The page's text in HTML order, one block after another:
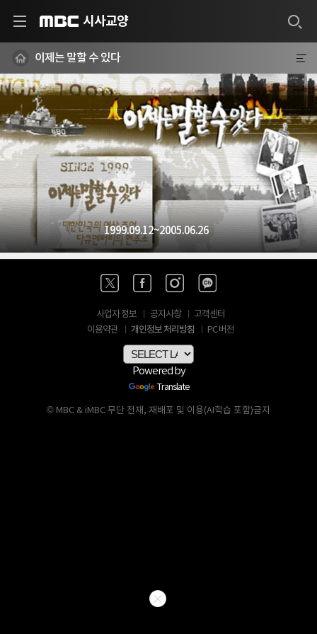
시사교양
이제는 말할 수 있다
1999.09.12~2005.06.26
사업자 정보 공지사항
고객센터
이용약관
개인정보 처리방침 PC 버전
Powered by
Translate
© MBC & iMBC 무단 전재, 재배포 및 이용(AI학습 포함)금지